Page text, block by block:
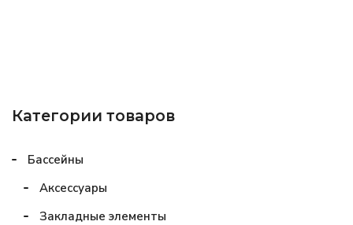
Категории товаров
Бассейны
Аксессуары
Закладные элементы